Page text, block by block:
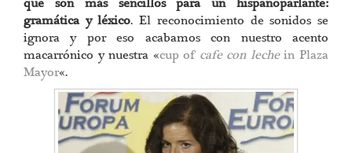
gramática y léxico. El reconocimiento de sonidos se
ignora y por eso acabamos con nuestro acento
macarrónico y nuestra «cup of cafe con lechein Plaza
Mayor«.